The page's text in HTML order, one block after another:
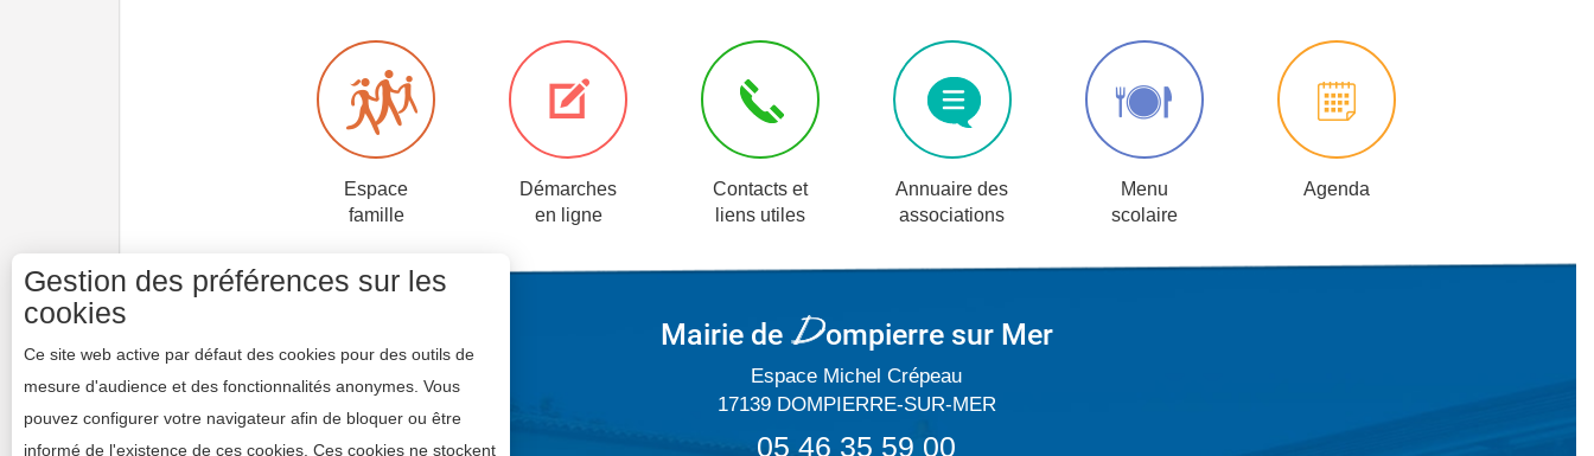
Espace
famille
Démarches
en ligne
Contacts et
liens utiles
Annuaire des
associations
Menu
scolaire
Agenda
Mairie de ompierresur Mer
Espace Michel Crépeau
17139 DOMPIERRE-SUR-MER
05 46 35 59 00
Gestion des préférences sur les
cookies
Ce site web active par défaut des cookies pour des outils de
mesure d'audience et des fonctionnalités anonymes. Vous
pouvez configurer votre navigateur afin de bloquer ou être
informé de l'existence de ces cookies. Ces cookies ne stockent